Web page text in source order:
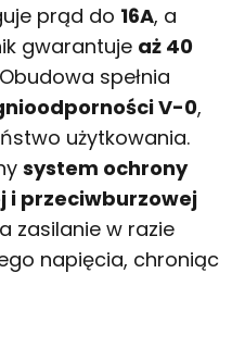
prąd do 16A, a
gwarantuje aż 40
spełnia
V-0,
użytkowania.
system ochrony
i przeciwburzowej
zasilanie w razie
napięcia, chroniąc